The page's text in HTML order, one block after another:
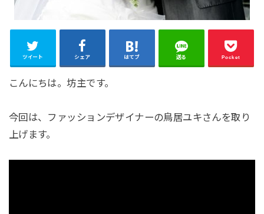
ツイート シェア はてブ 送る Pocket
こんにちは。坊主です。
今回は、ファッションデザイナーの鳥居ユキさんを取り
上げます。